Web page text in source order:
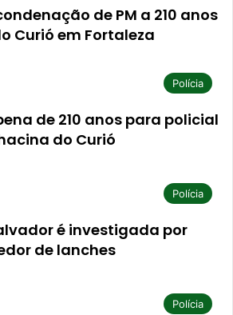
de PM a 210 anos
Curió em Fortaleza
Polícia
de 210 anos para policial
do Curió
Polícia
é investigada por
de lanches
Polícia